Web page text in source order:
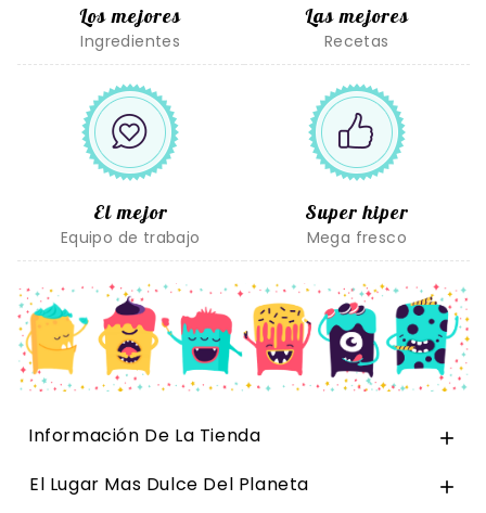
Los mejores
Ingredientes
Las mejores
Recetas
El mejor
Equipo de trabajo
Super hiper
Mega fresco
Información De La Tienda 
El Lugar Mas Dulce Del Planeta 